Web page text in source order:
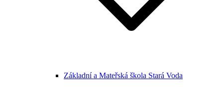
Základní a Mateřská škola Stará Voda